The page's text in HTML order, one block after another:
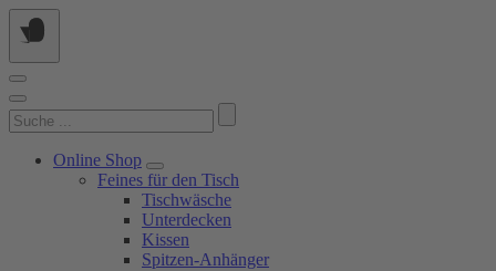
Springe
zum
Suchen
nach:
Online Shop
Feines für den Tisch
Tischwäsche
Unterdecken
Kissen
Spitzen-Anhänger